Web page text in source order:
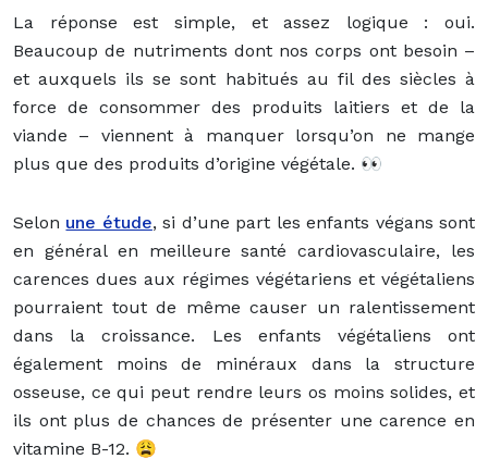
La réponse est simple, et assez logique : oui.
Beaucoup de nutriments dont nos corps ont besoin –
et auxquels ils se sont habitués au fil des siècles à
force de consommer des produits laitiers et de la
viande – viennent à manquer lorsqu’on ne mange
plus que des produits d’origine végétale. 👀
Selon une étude, si d’une part les enfants végans sont
en général en meilleure santé cardiovasculaire, les
carences dues aux régimes végétariens et végétaliens
pourraient tout de même causer un ralentissement
dans la croissance. Les enfants végétaliens ont
également moins de minéraux dans la structure
osseuse, ce qui peut rendre leurs os moins solides, et
ils ont plus de chances de présenter une carence en
vitamine B-12. 😩